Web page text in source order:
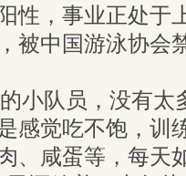
性，事业正处于
被中国游泳协会
小队员，没有太
感觉吃不饱，训
、咸蛋等，每天